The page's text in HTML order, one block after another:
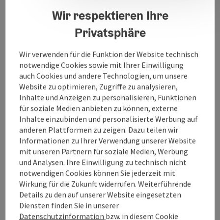
Fortgeschritten, …)
Bitte gerne bei mir melden
www.fitable.at oder unter 0680/3175595
Kontakt
Veranstaltungstermin/e
Preise
Eignung
Barrierefreiheit
Wir respektieren Ihre
Privatsphäre
Wir verwenden für die Funktion der Website technisch
notwendige Cookies sowie mit Ihrer Einwilligung
auch Cookies und andere Technologien, um unsere
Website zu optimieren, Zugriffe zu analysieren,
Inhalte und Anzeigen zu personalisieren, Funktionen
für soziale Medien anbieten zu können, externe
Inhalte einzubinden und personalisierte Werbung auf
anderen Plattformen zu zeigen. Dazu teilen wir
Informationen zu Ihrer Verwendung unserer Website
mit unseren Partnern für soziale Medien, Werbung
und Analysen. Ihre Einwilligung zu technisch nicht
notwendigen Cookies können Sie jederzeit mit
Wirkung für die Zukunft widerrufen. Weiterführende
Details zu den auf unserer Website eingesetzten
Diensten finden Sie in unserer
Datenschutzinformation bzw. in diesem Cookie